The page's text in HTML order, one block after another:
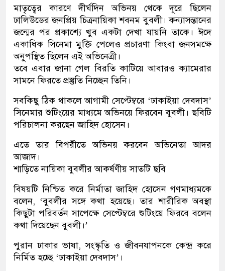
মাতৃত্বের কারণে দীর্ঘদিন অভিনয় থেকে দূরে ছিলেন
ঢালিউডের জনপ্রিয় চিত্রনায়িকা শবনম বুবলী। কন্যাসন্তানের
জন্মের পর প্রকাশ্যে খুব একটা দেখা যায়নি তাকে। ঈদে
একাধিক সিনেমা মুক্তি পেলেও প্রচারণা কিংবা জনসমক্ষে
অনুপস্থিত ছিলেন এই অভিনেত্রী।
তবে এবার জানা গেল বিরতি কাটিয়ে আবারও ক্যামেরার
সামনে ফিরতে প্রস্তুতি নিচ্ছেন তিনি।
সবকিছু ঠিক থাকলে আগামী সেপ্টেম্বরে ‘ঢাকাইয়া দেবদাস’
সিনেমার শুটিংয়ের মাধ্যমে অভিনয়ে ফিরবেন বুবলী। ছবিটি
পরিচালনা করছেন জাহিদ হোসেন।
এতে তার বিপরীতে অভিনয় করবেন অভিনেতা আদর
আজাদ।
শাড়িতে নায়িকা বুবলীর আকর্ষণীয় সাতটি ছবি
বিষয়টি নিশ্চিত করে নির্মাতা জাহিদ হোসেন গণমাধ্যমকে
বলেন, ‘বুবলীর সঙ্গে কথা হয়েছে। তার শারীরিক অবস্থা
কিছুটা পরিবর্তন সাপেক্ষে সেপ্টেম্বরে শুটিংয়ে ফিরবে বলেন
কথা দিয়েছেন বুবলী।’
পুরান ঢাকার ভাষা, সংস্কৃতি ও জীবনযাপনকে কেন্দ্র করে
নির্মিত হচ্ছে ‘ঢাকাইয়া দেবদাস’।